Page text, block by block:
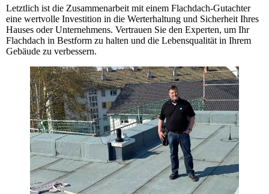
Letztlich ist die Zusammenarbeit mit einem Flachdach-Gutachter
eine wertvolle Investition in die Werterhaltung und Sicherheit Ihres
Hauses oder Unternehmens. Vertrauen Sie den Experten, um Ihr
Flachdach in Bestform zu halten und die Lebensqualität in Ihrem
Gebäude zu verbessern.